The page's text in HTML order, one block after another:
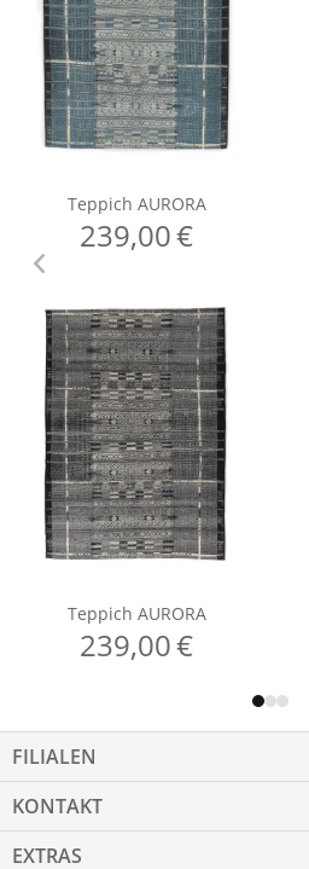
FILIALEN
KONTAKT
EXTRAS